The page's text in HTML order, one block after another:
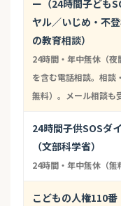
ー（24時間子ども
ヤル／いじめ・不
の教育相談）
24時間・年中無休（夜
を含む電話相談。相談
無料）。メール相談も
24時間子供SOSダ
（文部科学省）
24時間・年中無休（無
こどもの人権110番